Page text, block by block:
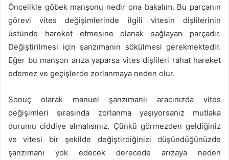
Öncelikle göbek manşonu nedir ona bakalım. Bu parçanın
görevi vites değişimlerinde ilgili vitesin dişlilerinin
üstünde hareket etmesine olanak sağlayan parçadır.
Değiştirilmesi için şanzımanın sökülmesi gerekmektedir.
Eğer bu manşon arıza yaparsa vites dişlileri rahat hareket
edemez ve geçişlerde zorlanmaya neden olur.
Sonuç olarak manuel şanzımanlı aracınızda vites
değişimleri sırasında zorlanma yaşıyorsanız mutlaka
durumu ciddiye almalısınız. Çünkü görmezden geldiğiniz
ve vitesi bir şekilde değiştirdiğinizi düşündüğünüzde
şanzımanı yok edecek derecede arızaya neden